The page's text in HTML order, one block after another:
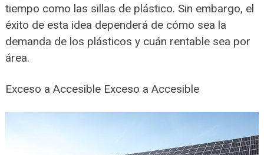
tiempo como las sillas de plástico. Sin embargo, el
éxito de esta idea dependerá de cómo sea la
demanda de los plásticos y cuán rentable sea por
área.
Exceso a Accesible Exceso a Accesible